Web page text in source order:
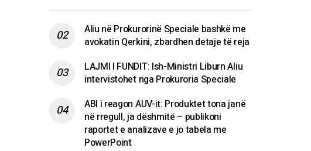
Aliu në Prokurorinë Speciale bashkë me
avokatin Qerkini, zbardhen detaje të reja
LAJMI I FUNDIT: Ish-Ministri Liburn Aliu
intervistohet nga Prokuroria Speciale
ABI i reagon AUV-it: Produktet tona janë
në rregull, ja dëshmitë – publikoni
raportet e analizave e jo tabela me
PowerPoint